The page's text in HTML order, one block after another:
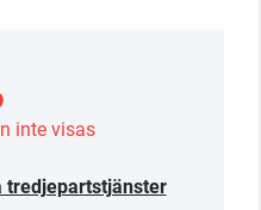
inte visas